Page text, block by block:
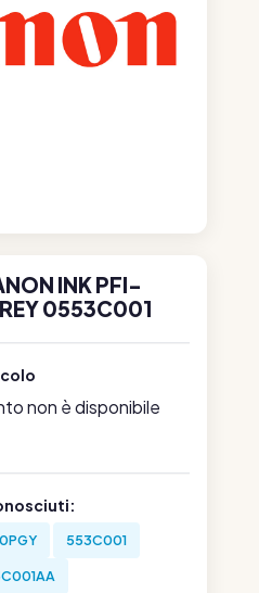
INK PFI-
0553C001
non è disponibile
553C001